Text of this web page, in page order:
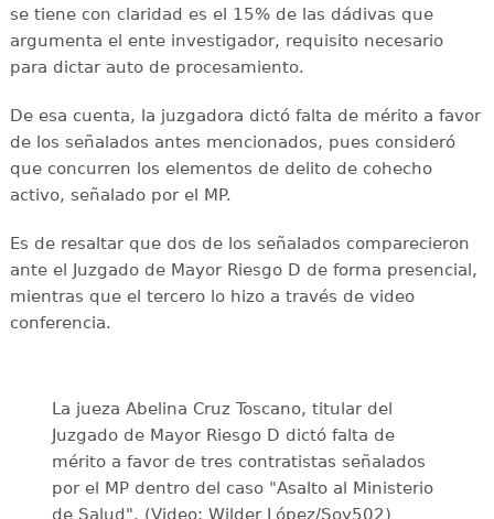
se tiene con claridad es el 15% de las dádivas que
argumenta el ente investigador, requisito necesario
para dictar auto de procesamiento.
De esa cuenta, la juzgadora dictó falta de mérito a favor
de los señalados antes mencionados, pues consideró
que concurren los elementos de delito de cohecho
activo, señalado por el MP.
Es de resaltar que dos de los señalados comparecieron
ante el Juzgado de Mayor Riesgo D de forma presencial,
mientras que el tercero lo hizo a través de video
conferencia.
La jueza Abelina Cruz Toscano, titular del
Juzgado de Mayor Riesgo D dictó falta de
mérito a favor de tres contratistas señalados
por el MP dentro del caso "Asalto al Ministerio
de Salud". (Video: Wilder López/Soy502)